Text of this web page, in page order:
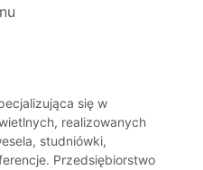
się w
realizowanych
studniówki,
Przedsiębiorstwo